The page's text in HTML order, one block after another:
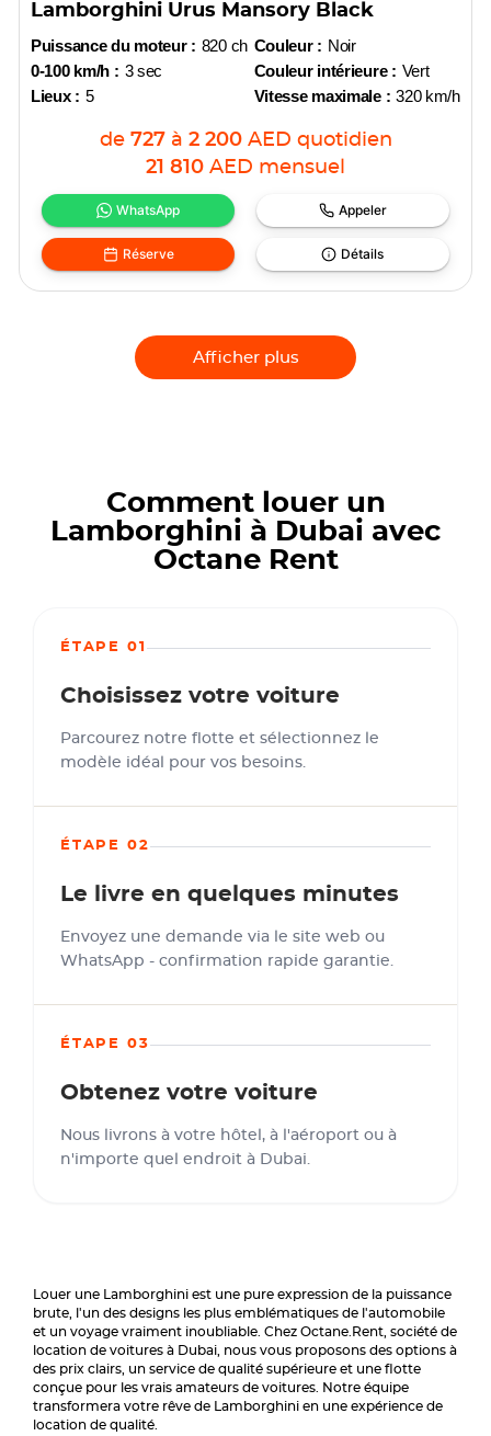
Lamborghini Urus Mansory Black
Puissance du moteur : 820 ch
0-100 km/h : 3 sec
Lieux : 5
Couleur : Noir
Couleur intérieure : Vert
Vitesse maximale : 320 km/h
de 727 à 2 200 AED quotidien
21 810 AED mensuel
WhatsApp Appeler
Réserve Détails
Afficher plus
Comment louer un
Lamborghini à Dubai avec
Octane Rent
ÉTAPE 01
Choisissez votre voiture
Parcourez notre flotte et sélectionnez le
modèle idéal pour vos besoins.
ÉTAPE 02
Le livre en quelques minutes
Envoyez une demande via le site web ou
WhatsApp - confirmation rapide garantie.
ÉTAPE 03
Obtenez votre voiture
Nous livrons à votre hôtel, à l'aéroport ou à
n'importe quel endroit à Dubai.
Louer une Lamborghini est une pure expression de la puissance
brute, l'un des designs les plus emblématiques de l'automobile
et un voyage vraiment inoubliable. Chez Octane.Rent, société de
location de voitures à Dubai, nous vous proposons des options à
des prix clairs, un service de qualité supérieure et une flotte
conçue pour les vrais amateurs de voitures. Notre équipe
transformera votre rêve de Lamborghini en une expérience de
location de qualité.